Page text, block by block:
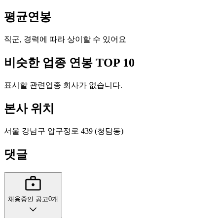
평균연봉
직군, 경력에 따라 상이할 수 있어요
비슷한 업종 연봉 TOP 10
표시할 관련업종 회사가 없습니다.
본사 위치
서울 강남구 압구정로 439 (청담동)
댓글
채용중인 공고0개